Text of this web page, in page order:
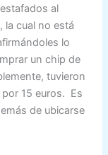
al
la cual no está
lo
un chip de
tuvieron
15 euros. Es
de ubicarse